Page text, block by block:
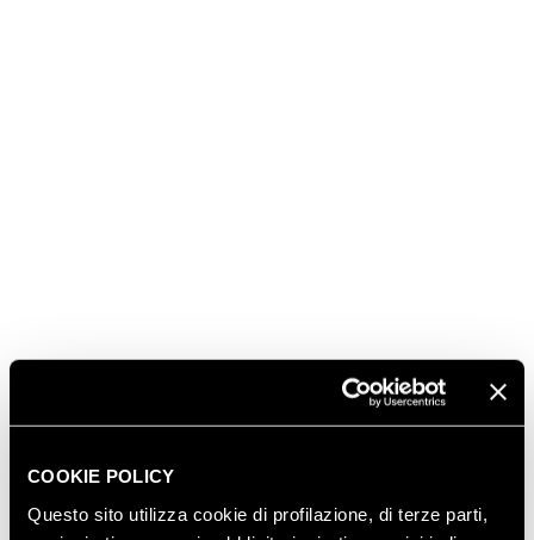
COOKIE POLICY
Questo sito utilizza cookie di profilazione, di terze parti,